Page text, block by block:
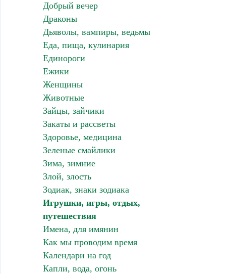
Добрый вечер
Драконы
Дьяволы, вампиры, ведьмы
Еда, пища, кулинария
Единороги
Ежики
Женщины
Животные
Зайцы, зайчики
Закаты и рассветы
Здоровье, медицина
Зеленые смайлики
Зима, зимние
Злой, злость
Зодиак, знаки зодиака
Игрушки, игры, отдых,
путешествия
Имена, для имянин
Как мы проводим время
Календари на год
Капли, вода, огонь